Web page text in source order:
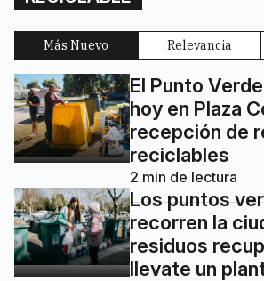
Más Nuevo Relevancia
El Punto
hoy en Plaza
recepción de
reciclables
2 min de lectura
Los puntos
recorren la
residuos
llevate un